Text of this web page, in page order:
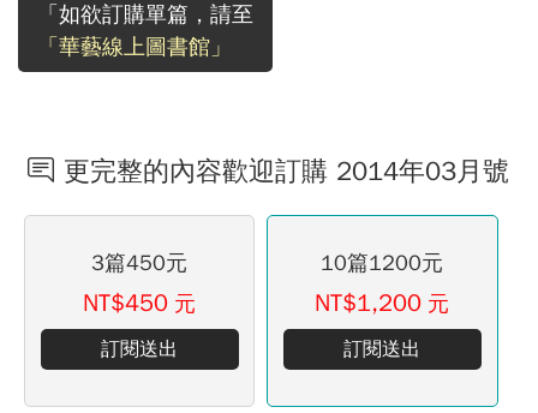
「如欲訂購單篇，請至
「華藝線上圖書館」
更完整的內容歡迎訂購 2014年03月號
3篇450元
NT$450 元
訂閱送出
10篇1200元
NT$1,200 元
訂閱送出